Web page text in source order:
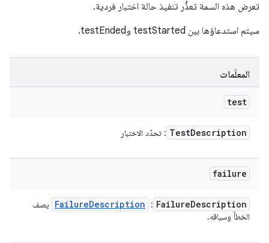
تعرض هذه السمة تعذُّر تنفيذ حالة اختبار فردية.
سيتم استدعاؤها بين testStarted وtestEnded.
المعلَمات
test
TestDescription : تحدّد الاختبار
failure
FailureDescription
:
FailureDescription
يصف
الخطأ وسياقه.